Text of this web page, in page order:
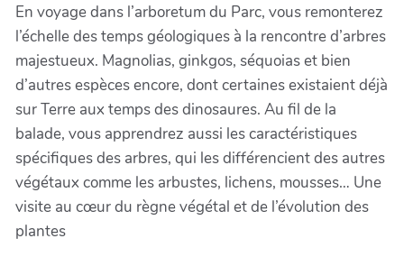
En voyage dans l’arboretum du Parc, vous remonterez
l’échelle des temps géologiques à la rencontre d’arbres
majestueux. Magnolias, ginkgos, séquoias et bien
d’autres espèces encore, dont certaines existaient déjà
sur Terre aux temps des dinosaures. Au fil de la
balade, vous apprendrez aussi les caractéristiques
spécifiques des arbres, qui les différencient des autres
végétaux comme les arbustes, lichens, mousses… Une
visite au cœur du règne végétal et de l’évolution des
plantes